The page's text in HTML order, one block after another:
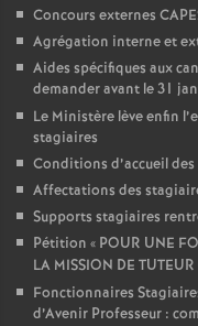
Concours externes
Agrégation interne et
Aides spécifiques aux
demander avant le 31
Le Ministère lève enfin
stagiaires
Conditions d’accueil
Affectations des
Supports stagiaires
Pétition « POUR UNE
LA MISSION DE
Fonctionnaires
d’Avenir Professeur :